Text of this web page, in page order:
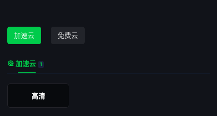
全带，准备迎接这场别开生面的旅途吧！
加速云 免费云
加速云 1
高清